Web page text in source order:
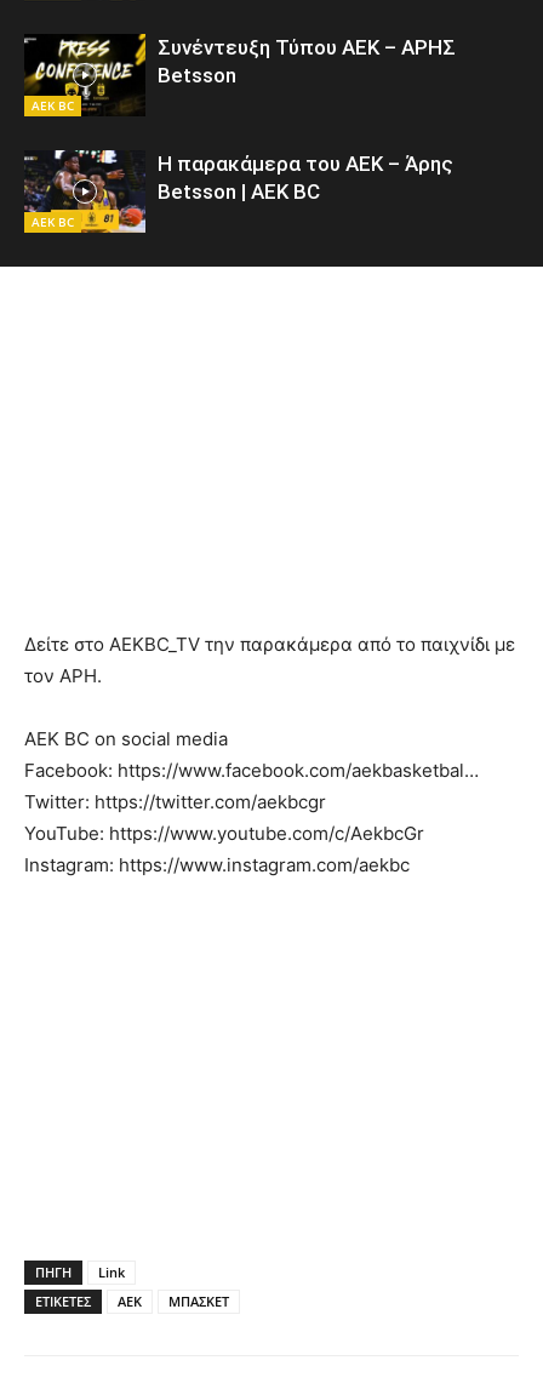
AEK BC
Συνέντευξη Τύπου ΑΕΚ – ΑΡΗΣ
Betsson
AEK BC
Η παρακάμερα του ΑΕΚ – Άρης
Betsson | AEK BC
Δείτε στο ΑEKBC_TV την παρακάμερα από το παιχνίδι με
τον ΑΡΗ.
AEK BC on social media
Facebook: https://www.facebook.com/aekbasketbal…
Twitter: https://twitter.com/aekbcgr
YouTube: https://www.youtube.com/c/AekbcGr
Instagram: https://www.instagram.com/aekbc
ΠΗΓΗ
Link
ΕΤΙΚΕΤΕΣ
ΑΕΚ ΜΠΑΣΚΕΤ